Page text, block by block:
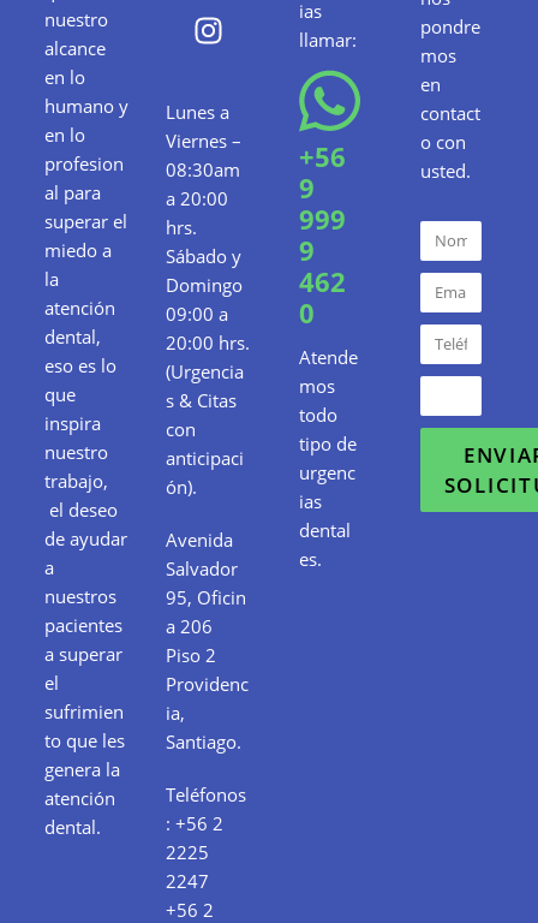
nuestro
alcance
en lo
humano y
en lo
profesion
al para
superar el
miedo a
la
atención
dental,
eso es lo
que
inspira
nuestro
trabajo,
el deseo
de ayudar
a
nuestros
pacientes
a superar
el
sufrimien
to que les
genera la
atención
dental.
Lunes a
Viernes –
08:30am
a 20:00
hrs.
Sábado y
Domingo
09:00 a
20:00 hrs.
(Urgencia
s & Citas
con
anticipaci
ón).
Avenida
Salvador
95, Oficin
a 206
Piso 2
Providenc
ia,
Santiago.
Teléfonos
:+56 2
2225
2247
+56 2
ias
llamar:
+56
9
999
9
462
0
Atende
mos
todo
tipo de
urgenc
ias
dental
es.
pondre
mos
en
contact
o con
usted.